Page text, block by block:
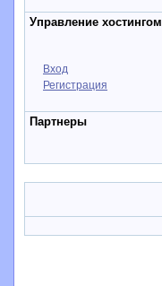
Управление хостингом
Вход
Регистрация
Партнеры